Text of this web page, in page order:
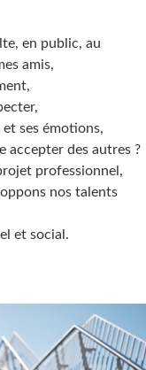
en public, au
amis,
et ses émotions,
accepter des autres ?
professionnel,
nos talents
et social.